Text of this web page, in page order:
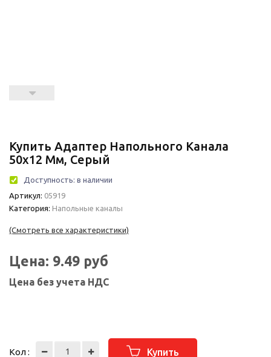
Купить Адаптер Напольного Канала
50х12 Мм, Серый
Доступность: в наличии
Артикул: 05919
Категория: Напольные каналы
(Смотреть все характеристики)
Цена: 9.49 руб
Цена без учета НДС
Кол : Купить